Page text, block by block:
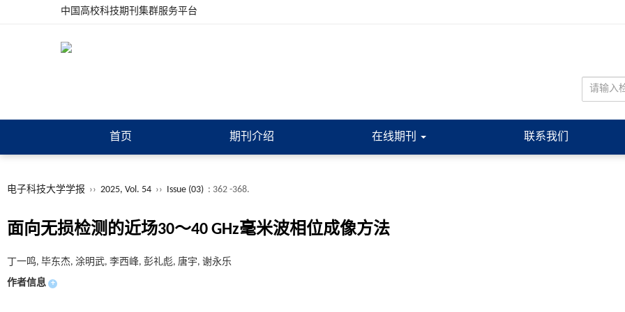
中国高校科技期刊集群服务平台
首页 期刊介绍 在线期刊 联系我们
电子科技大学学报 ›› 2025, Vol. 54 ›› Issue (03) : 362 -368.
面向无损检测的近场30～40 GHz毫米波相位成像方法
丁一鸣, 毕东杰, 涂明武, 李西峰, 彭礼彪, 唐宇, 谢永乐
作者信息 +